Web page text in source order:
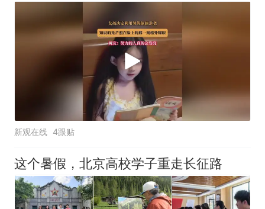
新观在线 4跟贴
这个暑假，北京高校学子重走长征路